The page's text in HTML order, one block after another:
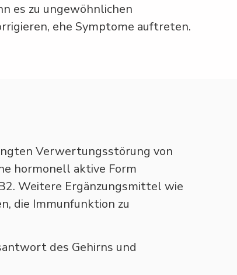
es zu ungewöhnlichen
ehe Symptome auftreten.
Verwertungsstörung von
hormonell aktive Form
Weitere Ergänzungsmittel wie
die Immunfunktion zu
des Gehirns und